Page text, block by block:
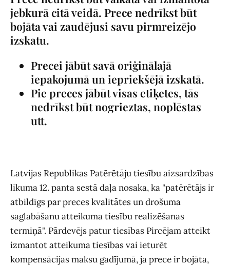
jebkurā citā veidā. Prece nedrīkst būt
bojāta vai zaudējusi savu pirmreizējo
izskatu.
Precei jābūt savā oriģinālajā
iepakojumā un iepriekšējā izskatā.
Pie preces jābūt visas etiķetes, tās
nedrīkst būt nogrieztas, noplēstas
utt.
Latvijas Republikas Patērētāju tiesību aizsardzības
likuma 12. panta sestā daļa nosaka, ka "patērētājs ir
atbildīgs par preces kvalitātes un drošuma
saglabāšanu atteikuma tiesību realizēšanas
termiņā". Pārdevējs patur tiesības Pircējam atteikt
izmantot atteikuma tiesības vai ieturēt
kompensācijas maksu gadījumā, ja prece ir bojāta,